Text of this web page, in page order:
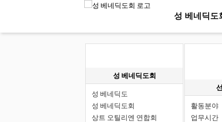
성 베네딕도
성 베네딕도회
성 베네딕도
성 베네딕도회
상트 오틸리엔 연합회
활동분야
업무시간